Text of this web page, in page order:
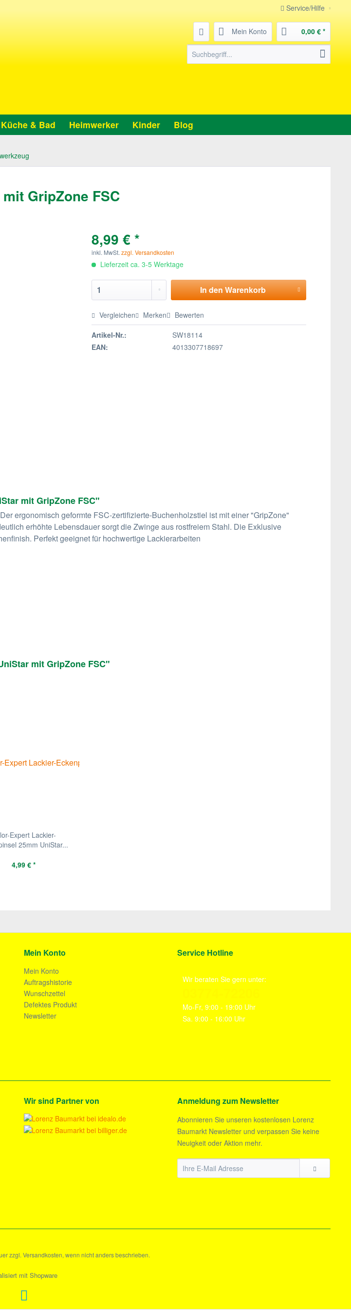
Service/Hilfe
Mein Konto 0,00 € *
Küche & Bad Heimwerker Kinder Blog
GripZone FSC
8,99 € *
inkl. MwSt.zzgl. Versandkosten
Lieferzeit ca. 3-5 Werktage
In denWarenkorb
Vergleichen Merken Bewerten
Artikel-Nr.:
SW18114
EAN:
4013307718697
mit GripZone FSC"
ergonomisch geformte FSC-zertifizierte-Buchenholzstiel ist mit einer "GripZone"
erhöhte Lebensdauer sorgt die Zwinge aus rostfreiem Stahl. Die Exklusive
Perfekt geeignet für hochwertige Lackierarbeiten
mit GripZone FSC"
Expert Lackier-
25mm UniStar...
4,99 € *
Mein Konto
Mein Konto
Auftragshistorie
Wunschzettel
Defektes Produkt
Newsletter
Service Hotline
Wir beraten Sie gern unter:
Mo-Fr, 9:00 - 19:00 Uhr
Sa. 9:00 - 16:00 Uhr
Wir sind Partner von Anmeldung zum Newsletter
Abonnieren Sie unseren kostenlosen Lorenz
Baumarkt Newsletter und verpassen Sie keine
Neuigkeit oder Aktion mehr.
zzgl. Versandkosten, wenn nicht anders beschrieben.
mit Shopware